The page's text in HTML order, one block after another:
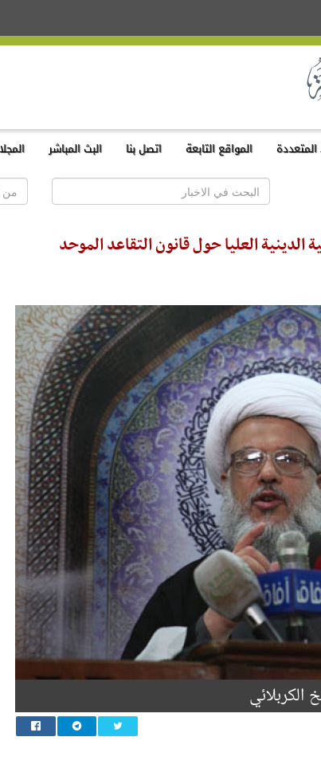
المواقع التابعة اتصل بنا البث المباشر
العليا حول قانون التقاعد الموحد
الكربلائي